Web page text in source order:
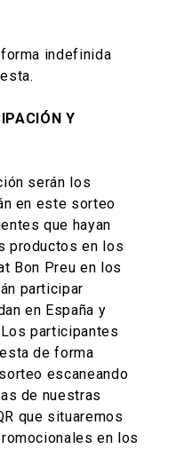
indefinida
Y
serán los
en este sorteo
que hayan
productos en los
Bon Preu en los
participar
en España y
participantes
de forma
escaneando
de nuestras
que situaremos
en los